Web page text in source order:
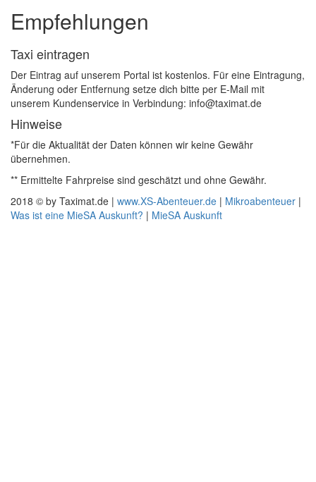
Empfehlungen
Taxi eintragen
Der Eintrag auf unserem Portal ist kostenlos. Für eine Eintragung,
Änderung oder Entfernung setze dich bitte per E-Mail mit
unserem Kundenservice in Verbindung: info@taximat.de
Hinweise
*Für die Aktualität der Daten können wir keine Gewähr
übernehmen.
** Ermittelte Fahrpreise sind geschätzt und ohne Gewähr.
2018 © by Taximat.de | www.XS-Abenteuer.de | Mikroabenteuer |
Was ist eine MieSA Auskunft? | MieSA Auskunft